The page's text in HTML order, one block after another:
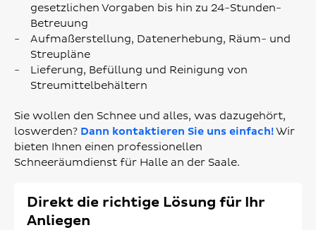
gesetzlichen Vorgaben bis hin zu 24-Stunden-
Betreuung
Aufmaßerstellung, Datenerhebung, Räum- und
Streupläne
Lieferung, Befüllung und Reinigung von
Streumittelbehältern
Sie wollen den Schnee und alles, was dazugehört,
loswerden? Dann kontaktieren Sie uns einfach!Wir
bieten Ihnen einen professionellen
Schneeräumdienst für Halle an der Saale.
Direkt die richtige Lösung für Ihr
Anliegen